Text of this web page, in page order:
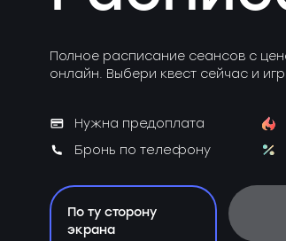
веселые
страшные
магазин
подарочные
сертификаты
блог
Полное расписание сеансов с
онлайн. Выбери квест сейчас и
Нужна предоплата
Бронь по телефону
По ту сторону
экрана